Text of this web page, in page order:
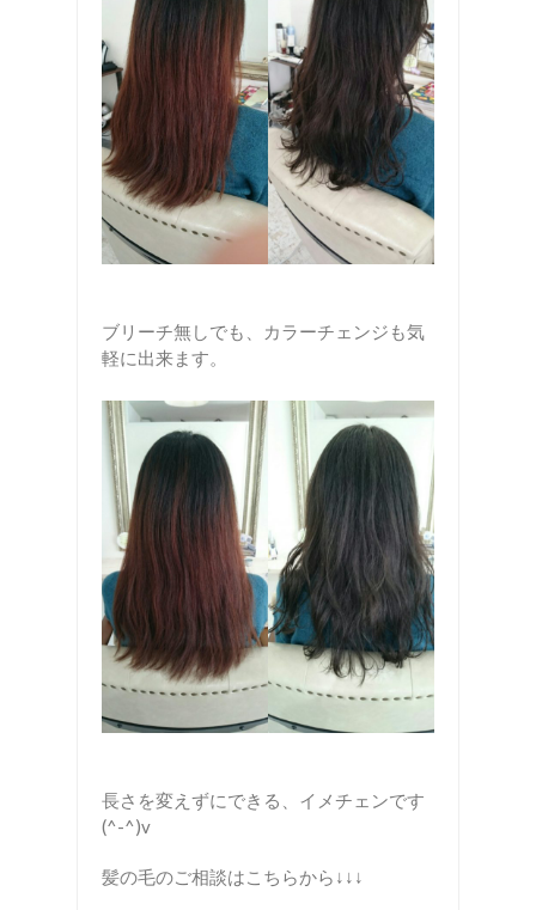
ブリーチ無しでも、カラーチェンジも気
軽に出来ます。
長さを変えずにできる、イメチェンです
(^-^)v
髪の毛のご相談はこちらから↓↓↓